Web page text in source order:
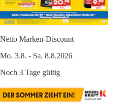
Netto Marken-Discount
Mo. 3.8. - Sa. 8.8.2026
Noch 3 Tage gültig